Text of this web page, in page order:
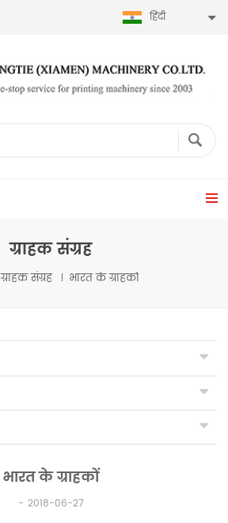
हिंदी
ग्राहक संग्रह
ग्राहक संग्रह भारत के ग्राहकों
भारत के ग्राहकों
2018-06-27